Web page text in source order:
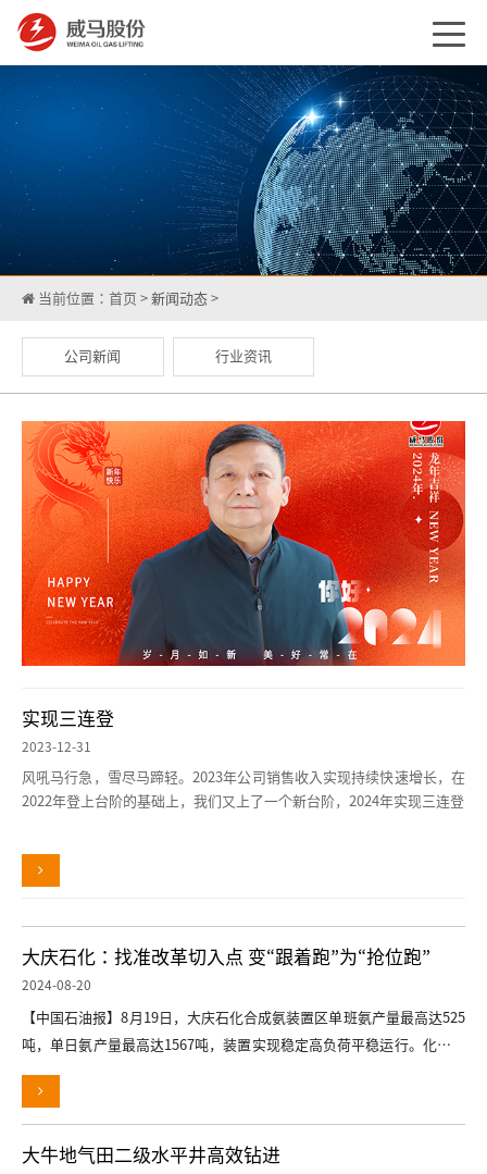
当前位置： 首页 > 新闻动态 >
公司新闻 行业资讯
实现三连登
2023-12-31
风吼马行急，雪尽马蹄轻。2023年公司销售收入实现持续快速增长，在
2022年登上台阶的基础上，我们又上了一个新台阶，2024年实现三连登
大庆石化：找准改革切入点 变“跟着跑”为“抢位跑”
2024-08-20
【中国石油报】8月19日，大庆石化合成氨装置区单班氨产量最高达525
吨，单日氨产量最高达1567吨，装置实现稳定高负荷平稳运行。化肥运
大牛地气田二级水平井高效钻进